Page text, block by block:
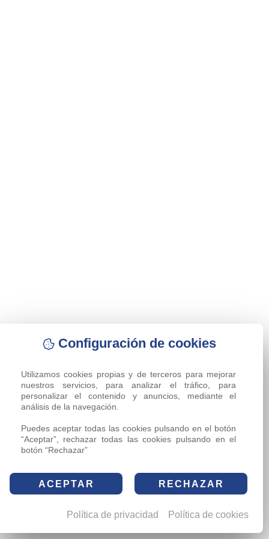
Configuración de cookies
Utilizamos cookies propias y de terceros para mejorar
nuestros servicios, para analizar el tráfico, para
personalizar el contenido y anuncios, mediante el
análisis de la navegación.
Puedes aceptar todas las cookies pulsando en el botón
“Aceptar”, rechazar todas las cookies pulsando en el
botón “Rechazar”
ACEPTAR RECHAZAR
Política de privacidad Política de cookies